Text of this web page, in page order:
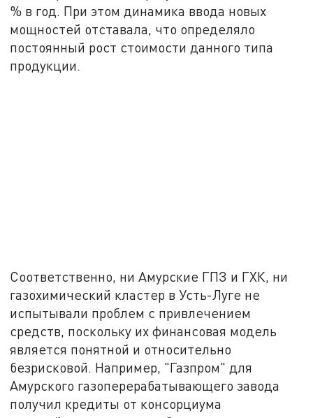
% в год. При этом динамика ввода новых
мощностей отставала, что определяло
постоянный рост стоимости данного типа
продукции.
Соответственно, ни Амурские ГПЗ и ГХК, ни
газохимический кластер в Усть-Луге не
испытывали проблем с привлечением
средств, поскольку их финансовая модель
является понятной и относительно
безрисковой. Например, "Газпром" для
Амурского газоперерабатывающего завода
получил кредиты от консорциума